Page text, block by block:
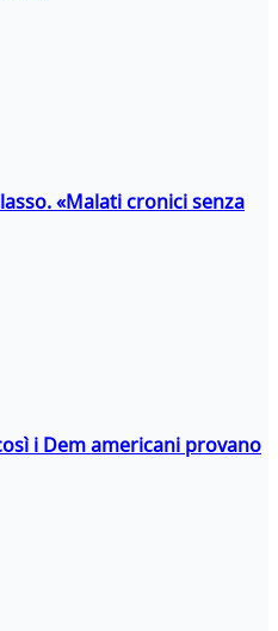
«Malati cronici senza
i Dem americani provano